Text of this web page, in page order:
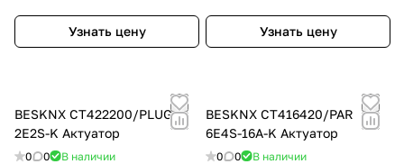
Узнать цену Узнать цену
BESKNX CT422200/PLUG
2E2S-K Актуатор
0 0 В наличии
BESKNX CT416420/PAR
6E4S-16A-K Актуатор
0 0 В наличии